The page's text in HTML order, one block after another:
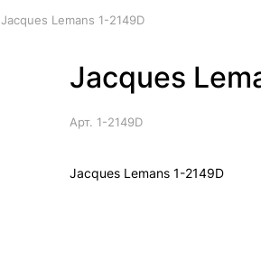
Jacques Lemans 1-2149D
Jacques
Арт. 1-2149D
Jacques Lemans 1-2149D